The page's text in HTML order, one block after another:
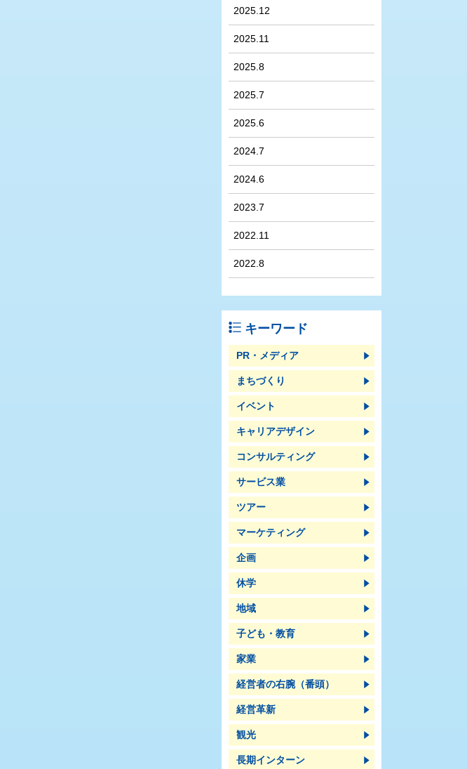
2025.12
2025.11
2025.8
2025.7
2025.6
2024.7
2024.6
2023.7
2022.11
2022.8
キーワード
PR・メディア
まちづくり
イベント
キャリアデザイン
コンサルティング
サービス業
ツアー
マーケティング
企画
休学
地域
子ども・教育
家業
経営者の右腕（番頭）
経営革新
観光
長期インターン